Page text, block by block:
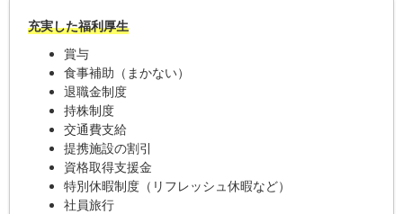
充実した福利厚生
賞与
食事補助（まかない）
退職金制度
持株制度
交通費支給
提携施設の割引
資格取得支援金
特別休暇制度（リフレッシュ休暇など）
社員旅行